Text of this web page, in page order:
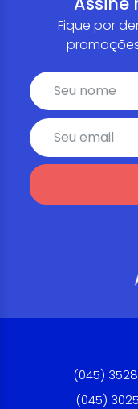
Fique por
(045)
(045)